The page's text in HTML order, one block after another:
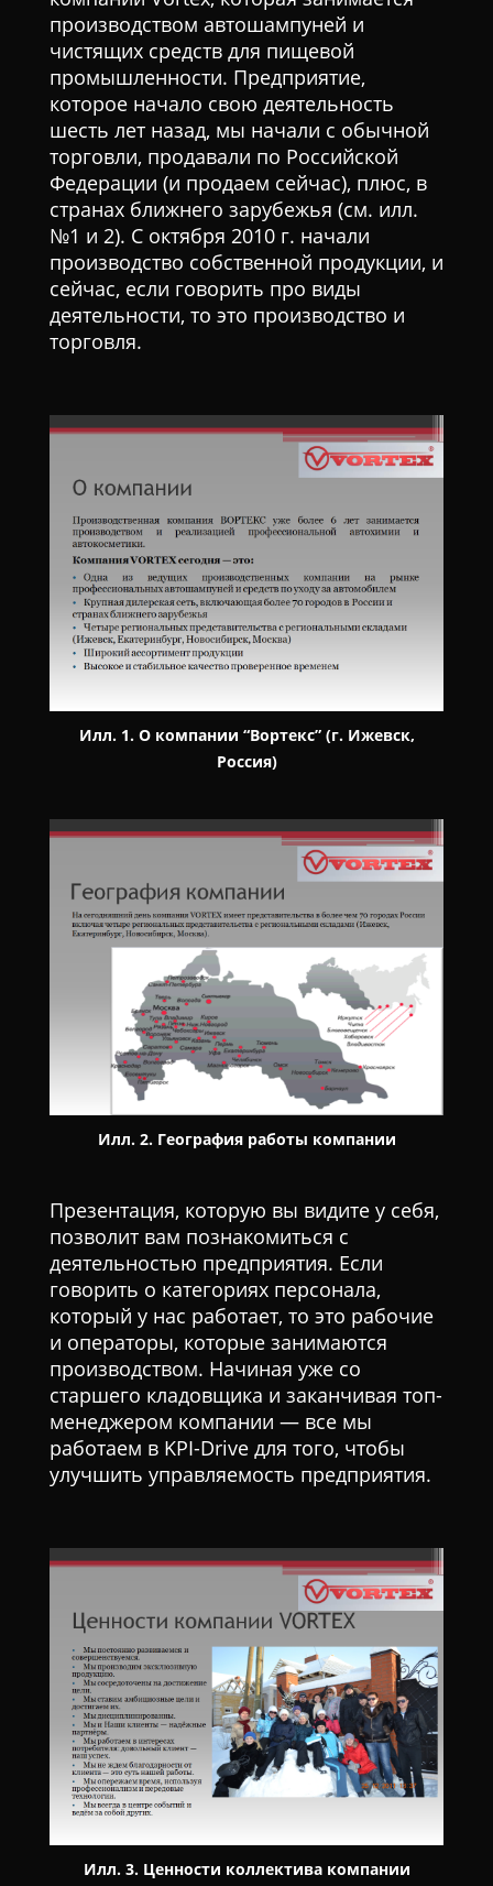
производством автошампуней и
чистящих средств для пищевой
промышленности. Предприятие,
которое начало свою деятельность
шесть лет назад, мы начали с обычной
торговли, продавали по Российской
Федерации (и продаем сейчас), плюс, в
странах ближнего зарубежья (см. илл.
№1 и 2). С октября 2010 г. начали
производство собственной продукции, и
сейчас, если говорить про виды
деятельности, то это производство и
торговля.
Илл. 1. О компании “Вортекс” (г. Ижевск,
Россия)
Илл. 2. География работы компании
Презентация, которую вы видите у себя,
позволит вам познакомиться с
деятельностью предприятия. Если
говорить о категориях персонала,
который у нас работает, то это рабочие
и операторы, которые занимаются
производством. Начиная уже со
старшего кладовщика и заканчивая топ-
менеджером компании — все мы
работаем в KPI-Drive для того, чтобы
улучшить управляемость предприятия.
Илл. 3. Ценности коллектива компании